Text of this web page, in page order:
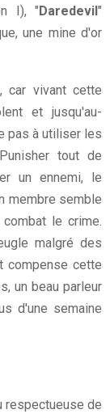
I), " Daredevil "
une mine d'or
car vivant cette
et jusqu'au-
pas à utiliser les
tout de
un ennemi, le
membre semble
le crime.
malgré des
compense cette
un beau parleur
d'une semaine
respectueuse de